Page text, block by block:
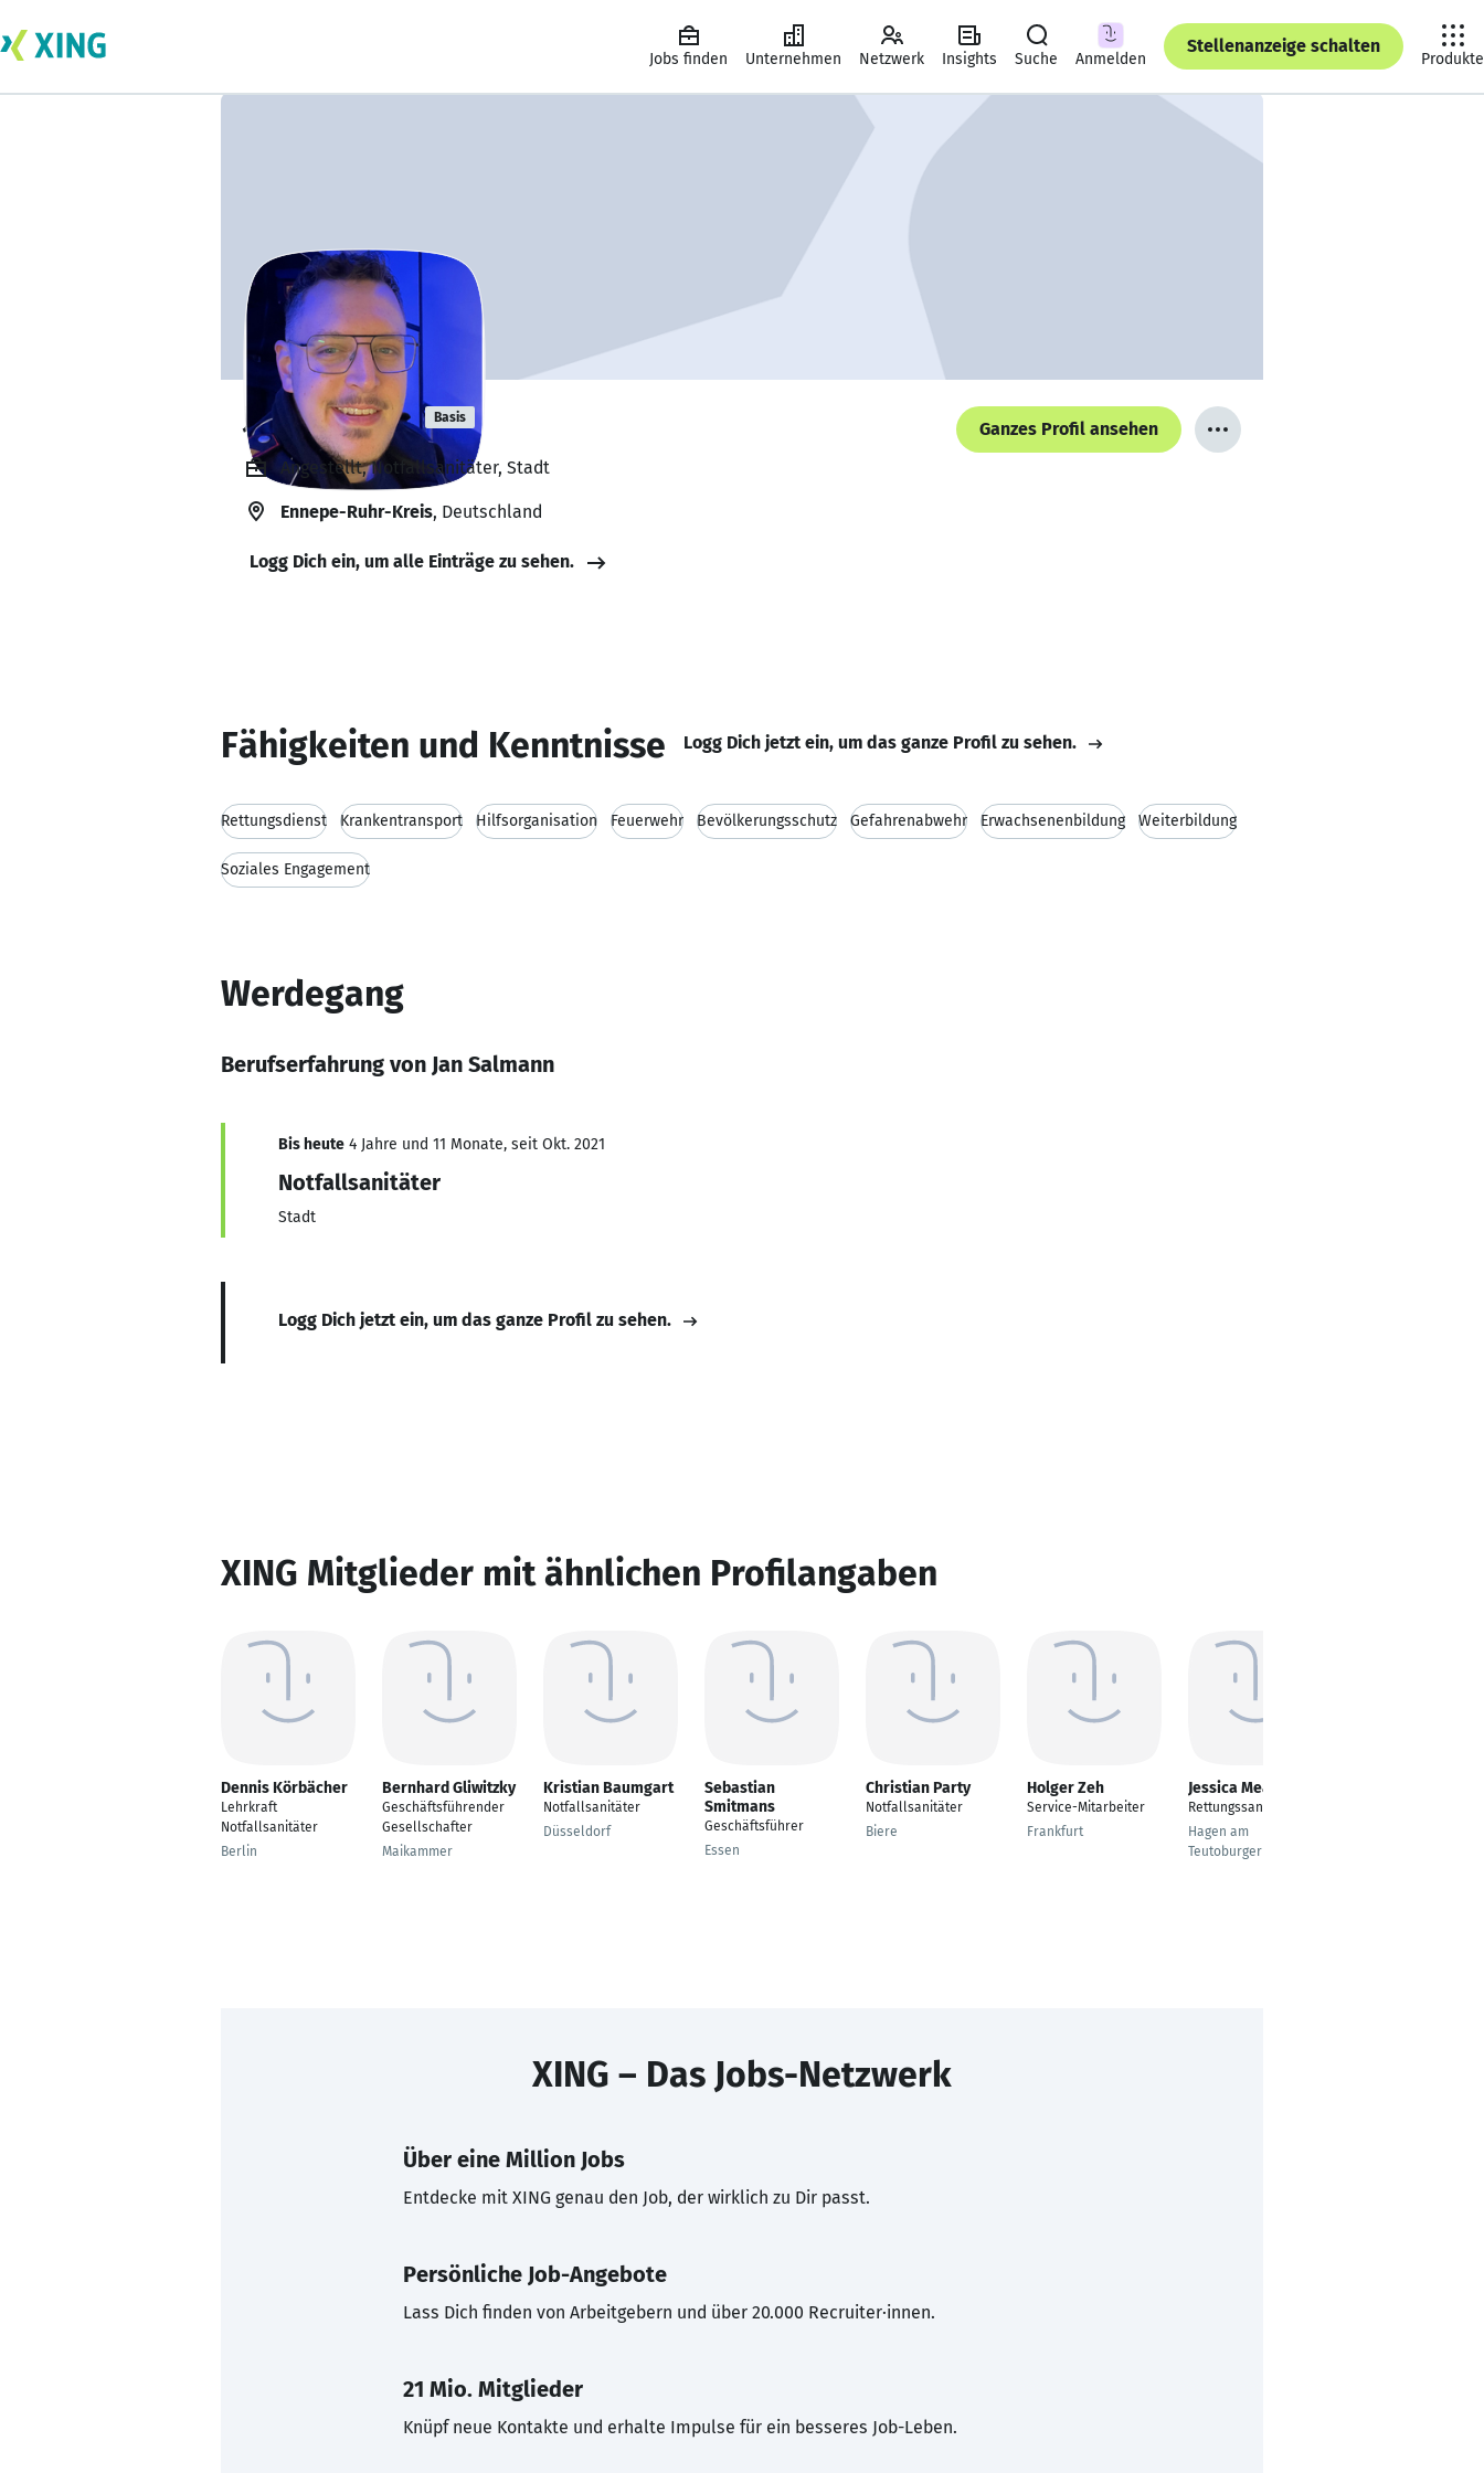
Jobs finden Unternehmen Netzwerk Insights Suche Anmelden
Stellenanzeige schalten
Produkte
Jan Salmann Basis
Ganzes Profil ansehen
Angestellt, Notfallsanitäter, Stadt
Ennepe-Ruhr-Kreis, Deutschland
Logg Dich ein, um alle Einträge zu sehen.
Fähigkeiten und Kenntnisse Logg Dich jetzt ein, um das ganze Profil zu sehen.
Rettungsdienst Krankentransport Hilfsorganisation Feuerwehr Bevölkerungsschutz Gefahrenabwehr Erwachsenenbildung Weiterbildung
Soziales Engagement
Werdegang
Berufserfahrung von Jan Salmann
Bis heute 4 Jahre und 11 Monate, seit Okt. 2021
Notfallsanitäter
Stadt
Logg Dich jetzt ein, um das ganze Profil zu sehen.
XING Mitglieder mit ähnlichen Profilangaben
Dennis Körbächer
Lehrkraft
Notfallsanitäter
Berlin
Bernhard Gliwitzky
Geschäftsführender
Gesellschafter
Maikammer
Kristian Baumgart
Notfallsanitäter
Düsseldorf
Sebastian
Smitmans
Geschäftsführer
Essen
Christian Party
Notfallsanitäter
Biere
Holger Zeh
Service-Mitarbeiter
Frankfurt
Jessica Mears
Rettungssanitäterin
Hagen am
Teutoburger Wald
XING – Das Jobs-Netzwerk
Über eine Million Jobs
Entdecke mit XING genau den Job, der wirklich zu Dir passt.
Persönliche Job-Angebote
Lass Dich finden von Arbeitgebern und über 20.000 Recruiter·innen.
21 Mio. Mitglieder
Knüpf neue Kontakte und erhalte Impulse für ein besseres Job-Leben.